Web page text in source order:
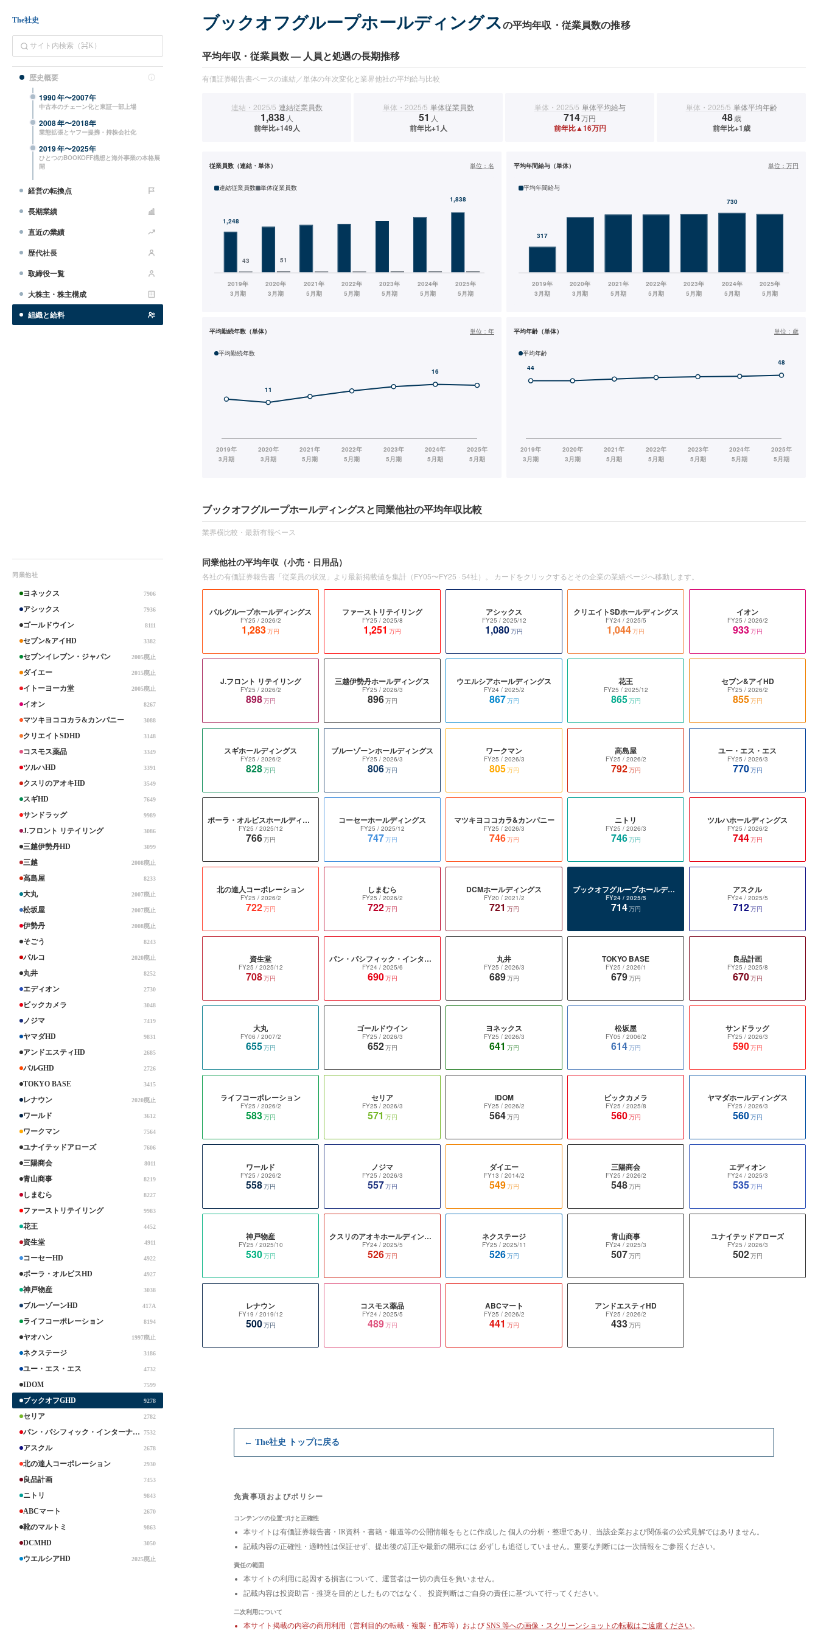
The社史
歴史概要
1990年〜2007年
中古本のチェーン化と東証一部上場
2008年〜2018年
業態拡張とヤフー提携・持株会社化
2019年〜2025年
ひとつのBOOKOFF構想と海外事業の本格展
開
経営の転換点
長期業績
直近の業績
歴代社長
取締役一覧
大株主・株主構成
組織と給料
同業他社
ヨネックス 7906
アシックス 7936
ゴールドウイン 8111
セブン&アイHD 3382
セブンイレブン・ジャパン 2005廃止
ダイエー 2015廃止
イトーヨーカ堂 2005廃止
イオン 8267
マツキヨココカラ&カンパニー 3088
クリエイトSDHD 3148
コスモス薬品 3349
ツルハHD 3391
クスリのアオキHD 3549
スギHD 7649
サンドラッグ 9989
J.フロント リテイリング 3086
三越伊勢丹HD 3099
三越 2008廃止
高島屋 8233
大丸 2007廃止
松坂屋 2007廃止
伊勢丹 2008廃止
そごう 8243
パルコ 2020廃止
丸井 8252
エディオン 2730
ビックカメラ 3048
ノジマ 7419
ヤマダHD 9831
アンドエスティHD 2685
パルGHD 2726
TOKYO BASE 3415
レナウン 2020廃止
ワールド 3612
ワークマン 7564
ユナイテッドアローズ 7606
三陽商会 8011
青山商事 8219
しまむら 8227
ファーストリテイリング 9983
花王 4452
資生堂 4911
コーセーHD 4922
ポーラ・オルビスHD 4927
神戸物産 3038
ブルーゾーンHD 417A
ライフコーポレーション 8194
ヤオハン 1997廃止
ネクステージ 3186
ユー・エス・エス 4732
IDOM 7599
ブックオフGHD 9278
セリア 2782
パン・パシフィック・インターナショナルHD 7532
アスクル 2678
北の達人コーポレーション 2930
良品計画 7453
ニトリ 9843
ABCマート 2670
靴のマルトミ 9863
DCMHD 3050
ウエルシアHD 2025廃止
ブックオフグループホールディングスの平均年収・従業員数の推移
平均年収・従業員数 — 人員と処遇の長期推移
有価証券報告書ベースの連結／単体の年次変化と業界他社の平均給与比較
連結・2025/5 連結従業員数
1,838 人
前年比+149人
単体・2025/5 単体従業員数
51 人
前年比+1人
単体・2025/5 単体平均給与
714万円
前年比▲16万円
単体・2025/5 単体平均年齢
48 歳
前年比+1歳
従業員数（連結・単体） 単位： 名
連結従業員数 単体従業員数
平均年間給与（単体） 単位： 万円
平均年間給与
平均勤続年数（単体） 単位： 年
平均勤続年数
平均年齢（単体） 単位： 歳
平均年齢
ブックオフグループホールディングスと同業他社の平均年収比較
業界横比較・最新有報ベース
同業他社の平均年収 （小売・日用品）
各社の有価証券報告書「従業員の状況」より最新掲載値を集計（FY05〜FY25 · 54社）。 カードをクリックするとその企業の業績ページへ移動します。
パルグループホールディングス
FY25 / 2026/2
1,283万円
ファーストリテイリング
FY25 / 2025/8
1,251 万円
アシックス
FY25 / 2025/12
1,080万円
クリエイトSDホールディングス
FY24 / 2025/5
1,044万円
イオン
FY25 / 2026/2
933万円
J.フロント リテイリング
FY25 / 2026/2
898万円
三越伊勢丹ホールディングス
FY25 / 2026/3
896万円
ウエルシアホールディングス
FY24 / 2025/2
867万円
花王
FY25 / 2025/12
865万円
セブン&アイHD
FY25 / 2026/2
855万円
スギホールディングス
FY25 / 2026/2
828万円
ブルーゾーンホールディングス
FY25 / 2026/3
806万円
ワークマン
FY25 / 2026/3
805万円
高島屋
FY25 / 2026/2
792万円
ユー・エス・エス
FY25 / 2026/3
770万円
ポーラ・オルビスホールディングス
FY25 / 2025/12
766万円
コーセーホールディングス
FY25 / 2025/12
747万円
マツキヨココカラ&カンパニー
FY25 / 2026/3
746万円
ニトリ
FY25 / 2026/3
746万円
ツルハホールディングス
FY25 / 2026/2
744万円
北の達人コーポレーション
FY25 / 2026/2
722万円
しまむら
FY25 / 2026/2
722万円
DCMホールディングス
FY20 / 2021/2
721 万円
ブックオフグループホールディングス
FY24/ 2025/5
714万円
アスクル
FY24 / 2025/5
712万円
資生堂
FY25 / 2025/12
708万円
パン・パシフィック・インターナショナルホールディングス
FY24 / 2025/6
690万円
丸井
FY25 / 2026/3
689万円
TOKYO BASE
FY25 / 2026/1
679万円
良品計画
FY25 / 2025/8
670万円
大丸
FY06 / 2007/2
655万円
ゴールドウイン
FY25 / 2026/3
652万円
ヨネックス
FY25 / 2026/3
641 万円
松坂屋
FY05 / 2006/2
614万円
サンドラッグ
FY25 / 2026/3
590万円
ライフコーポレーション
FY25 / 2026/2
583万円
セリア
FY25 / 2026/3
571 万円
IDOM
FY25 / 2026/2
564万円
ビックカメラ
FY25 / 2025/8
560万円
ヤマダホールディングス
FY25 / 2026/3
560万円
ワールド
FY25 / 2026/2
558万円
ノジマ
FY25 / 2026/3
557万円
ダイエー
FY13 / 2014/2
549万円
三陽商会
FY25 / 2026/2
548万円
エディオン
FY24 / 2025/3
535万円
神戸物産
FY25 / 2025/10
530万円
クスリのアオキホールディングス
FY24 / 2025/5
526万円
ネクステージ
FY25 / 2025/11
526万円
青山商事
FY24 / 2025/3
507万円
ユナイテッドアローズ
FY25 / 2026/3
502万円
レナウン
FY19 / 2019/12
500万円
コスモス薬品
FY24 / 2025/5
489万円
ABCマート
FY25 / 2026/2
441 万円
アンドエスティHD
FY25 / 2026/2
433万円
← The社史 トップに戻る
免責事項およびポリシー
コンテンツの位置づけと正確性
本サイトは有価証券報告書・IR資料・書籍・報道等の公開情報をもとに作成した 個人の分析・整理であり、当該企業および関係者の公式見解ではありません。
記載内容の正確性・適時性は保証せず、提出後の訂正や最新の開示には 必ずしも追従していません。重要な判断には一次情報をご参照ください。
責任の範囲
本サイトの利用に起因する損害について、運営者は一切の責任を負いません。
記載内容は投資助言・推奨を目的としたものではなく、 投資判断はご自身の責任に基づいて行ってください。
二次利用について
本サイト掲載の内容の商用利用（営利目的の転載・複製・配布等）および SNS 等への画像・スクリーンショットの転載はご遠慮ください。